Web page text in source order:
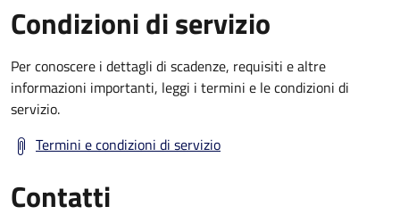
Condizioni di servizio
Per conoscere i dettagli di scadenze, requisiti e altre
informazioni importanti, leggi i termini e le condizioni di
servizio.
Termini e condizioni di servizio
Contatti